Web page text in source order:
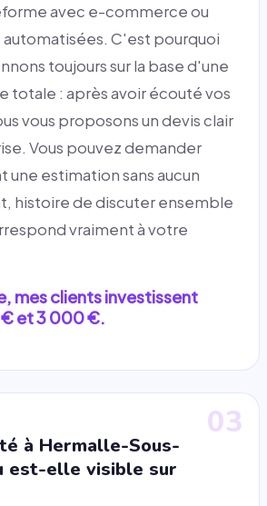
avec e-commerce ou
automatisées. C'est pourquoi
toujours sur la base d'une
totale : après avoir écouté vos
vous proposons un devis clair
Vous pouvez demander
estimation sans aucun
histoire de discuter ensemble
vraiment à votre
mes clients investissent
€ et 3 000 €.
03
à Hermalle-Sous-
est-elle visible sur